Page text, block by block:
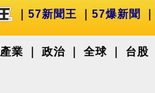
57新聞王 57爆新聞
產業 政治 全球 台股